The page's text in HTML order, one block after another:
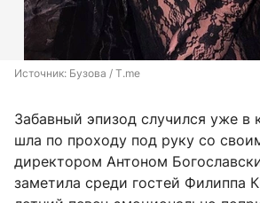
Источник: Бузова / T.me
Забавный эпизод случился уже в
шла по проходу под руку со
директором Антоном
заметила среди гостей Филиппа